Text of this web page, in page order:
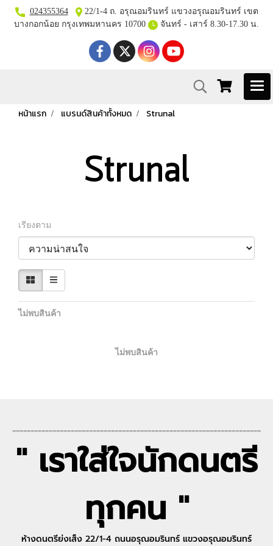
024355364
22/1-4 ถ. อรุณอมรินทร์ แขวงอรุณอมรินทร์ เขต
บางกอกน้อย กรุงเทพมหานคร 10700
จันทร์ - เสาร์ 8.30-17.30 น.
หน้าแรก แบรนด์สินค้าทั้งหมด Strunal
Strunal
เรียงตาม
ไม่พบสินค้า
ไม่พบสินค้า
--------------------------------------------------------------------
" เราใส่ใจนักดนตรี
ทุกคน "
ห้างดนตรีย่งเส็ง 22/1-4 ถนนอรุณอมรินทร์ แขวงอรุณอมรินทร์